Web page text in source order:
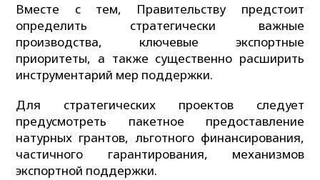
Вместе с тем, Правительству предстоит
определить стратегически важные
производства, ключевые экспортные
приоритеты, а также существенно расширить
инструментарий мер поддержки.
Для стратегических проектов следует
предусмотреть пакетное предоставление
натурных грантов, льготного финансирования,
частичного гарантирования, механизмов
экспортной поддержки.